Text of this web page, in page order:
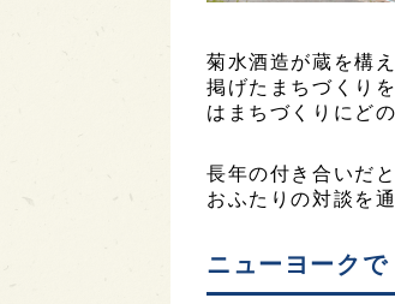
菊水酒造が蔵を構
掲げたまちづくり
はまちづくりにど
長年の付き合いだ
おふたりの対談を
ニューヨーク